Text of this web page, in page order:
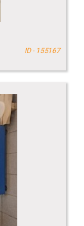
ID - 155167